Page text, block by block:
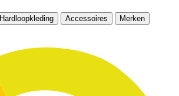
Hardloopkleding Accessoires
Merken